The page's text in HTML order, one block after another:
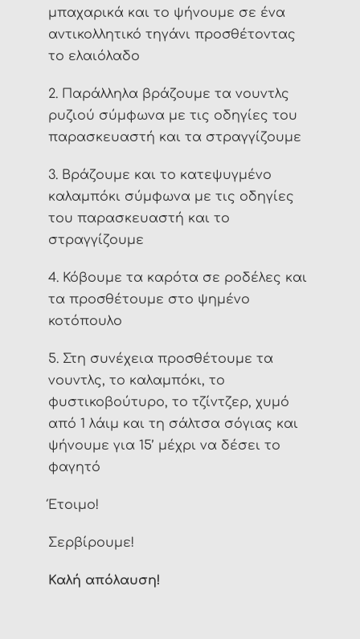
μπαχαρικά και το ψήνουμε σε ένα
αντικολλητικό τηγάνι προσθέτοντας
το ελαιόλαδο
2. Παράλληλα βράζουμε τα νουντλς
ρυζιού σύμφωνα με τις οδηγίες του
παρασκευαστή και τα στραγγίζουμε
3. Βράζουμε και το κατεψυγμένο
καλαμπόκι σύμφωνα με τις οδηγίες
του παρασκευαστή και το
στραγγίζουμε
4. Κόβουμε τα καρότα σε ροδέλες και
τα προσθέτουμε στο ψημένο
κοτόπουλο
5. Στη συνέχεια προσθέτουμε τα
νουντλς, το καλαμπόκι, το
φυστικοβούτυρο, το τζίντζερ, χυμό
από 1 λάιμ και τη σάλτσα σόγιας και
ψήνουμε για 15’ μέχρι να δέσει το
φαγητό
Έτοιμο!
Σερβίρουμε!
Καλή απόλαυση!